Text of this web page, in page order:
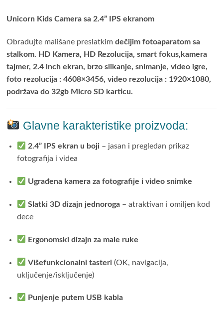
Unicorn Kids Camera sa 2.4” IPS ekranom
Obradujte mališane preslatkimdečijim fotoaparatom sa
stalkom. HD Kamera, HD Rezolucija, smart fokus,kamera
tajmer, 2.4 lnch ekran, brzo slikanje, snimanje, video igre,
foto rezolucija : 4608×3456, video rezolucija : 1920×1080,
podržava do 32gb Micro SD karticu.
Glavne karakteristike proizvoda:
2.4” IPS ekran u boji – jasan i pregledan prikaz
fotografija i videa
Ugrađena kamera za fotografije i video snimke
Slatki 3D dizajn jednoroga – atraktivan i omiljen kod
dece
Ergonomski dizajn za male ruke
Višefunkcionalni tasteri (OK, navigacija,
uključenje/isključenje)
Punjenje putem USB kabla